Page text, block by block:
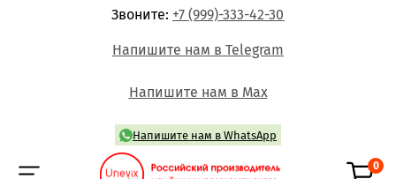
Звоните: +7 (999)-333-42-30
Напишите нам в Telegram
Напишите нам в Max
Напишите нам в WhatsApp
0